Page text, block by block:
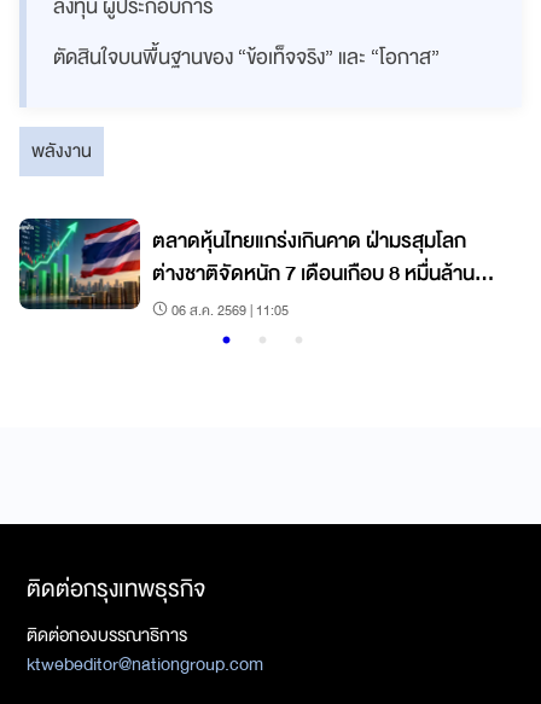
ตัดสินใจบนพื้นฐานของ “ข้อเท็จจริง” และ “โอกาส”
พลังงาน
ตลาดหุ้นไทยแกร่งเกินคาด ฝ่ามรสุมโลก
ต่างชาติจัดหนัก 7 เดือนเกือบ 8 หมื่นล้าน
สูงสุดในภูมิภาค
06 ส.ค. 2569 | 11:05
ติดต่อกรุงเทพธุรกิจ
ติดต่อกองบรรณาธิการ
ktwebeditor@nationgroup.com